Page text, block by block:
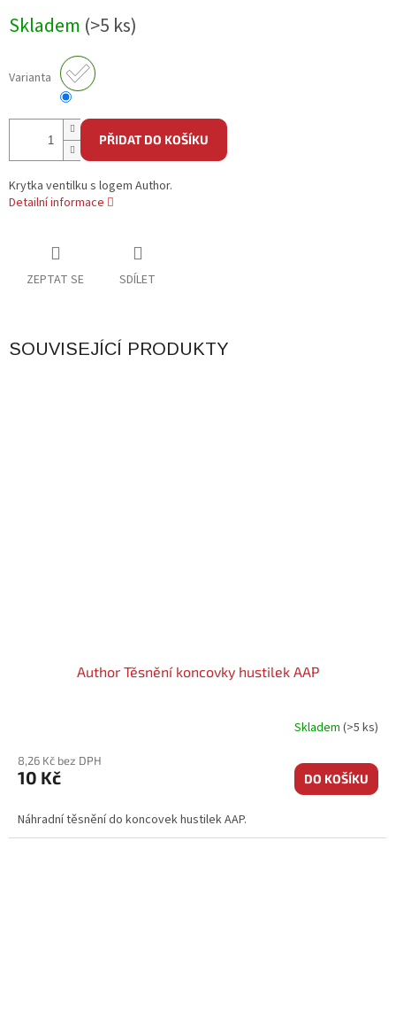
cena:
Skladem (>5 ks)
Varianta
PŘIDAT DO KOŠÍKU
Krytka ventilku s logem Author.
Detailní informace
ZEPTAT SE SDÍLET
SOUVISEJÍCÍ PRODUKTY
Author Těsnění koncovky hustilek AAP
Skladem (>5 ks)
8,26 Kč bez DPH
10 Kč DO KOŠÍKU
Náhradní těsnění do koncovek hustilek AAP.